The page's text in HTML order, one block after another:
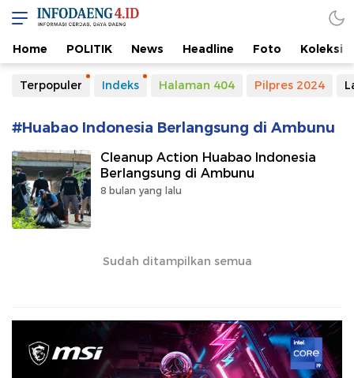
Home POLITIK News Headline Foto Koleksi
Terpopuler Indeks Halaman 404 Pilpres 2024
#Huabao Indonesia Berlangsung di Ambunu
Cleanup Action Huabao Indonesia
Berlangsung di Ambunu
8 bulan yang lalu
Sudah ditampilkan semua